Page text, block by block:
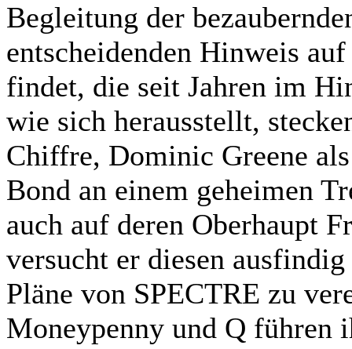
Begleitung der
entscheidenden Hinweis
findet, die seit Jahren im
wie sich herausstellt,
Chiffre, Dominic Greene
Bond an einem geheimen
auch auf deren Oberhaupt
versucht er diesen
Pläne von SPECTRE zu
Moneypenny und Q führen